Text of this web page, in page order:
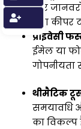
और
तथा
प्राइवेसी
ईमेल या
गोपनीयता
थीमैटिक
समयावधि
का विकल्प